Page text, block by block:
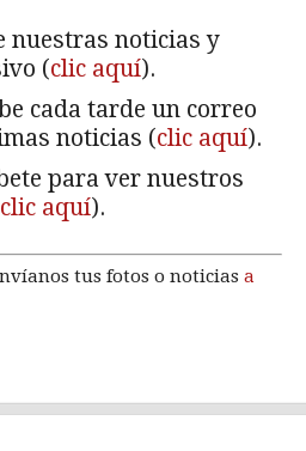
nuestras noticias y
(clic aquí).
cada tarde un correo
noticias (clic aquí).
para ver nuestros
clic aquí).
tus fotos o noticias a